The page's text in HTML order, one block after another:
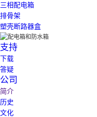
三相配电箱
排骨架
塑壳断路器盒
支持
下载
答疑
公司
简介
历史
文化